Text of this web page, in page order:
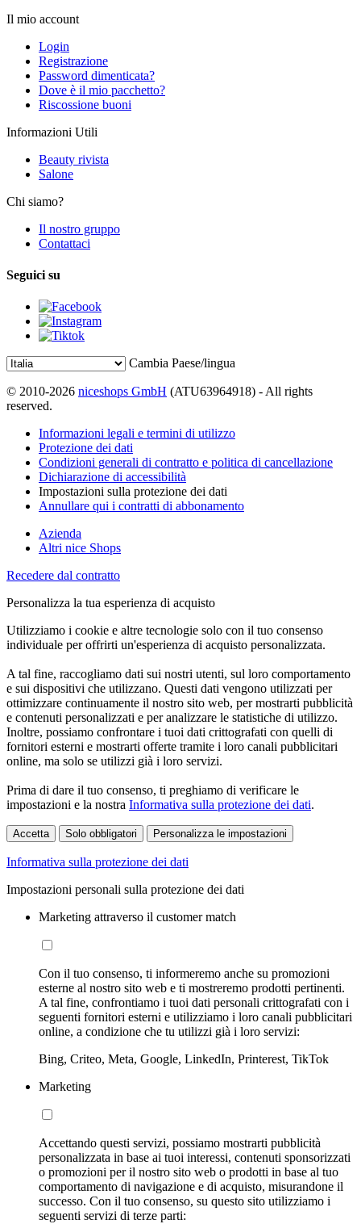
Il mio account
Login
Registrazione
Password dimenticata?
Dove è il mio pacchetto?
Riscossione buoni
Informazioni Utili
Beauty rivista
Salone
Chi siamo?
Il nostro gruppo
Contattaci
Seguici su
Cambia Paese/lingua
© 2010-2026 niceshops GmbH (ATU63964918) - All rights
reserved.
Informazioni legali e termini di utilizzo
Protezione dei dati
Condizioni generali di contratto e politica di cancellazione
Dichiarazione di accessibilità
Impostazioni sulla protezione dei dati
Annullare qui i contratti di abbonamento
Azienda
Altri nice Shops
Recedere dal contratto
Personalizza la tua esperienza di acquisto
Utilizziamo i cookie e altre tecnologie solo con il tuo consenso
individuale per offrirti un'esperienza di acquisto personalizzata.
A tal fine, raccogliamo dati sui nostri utenti, sul loro comportamento
e sui dispositivi che utilizzano. Questi dati vengono utilizzati per
ottimizzare continuamente il nostro sito web, per mostrarti pubblicità
e contenuti personalizzati e per analizzare le statistiche di utilizzo.
Inoltre, possiamo confrontare i tuoi dati crittografati con quelli di
fornitori esterni e mostrarti offerte tramite i loro canali pubblicitari
online, ma solo se utilizzi già i loro servizi.
Prima di dare il tuo consenso, ti preghiamo di verificare le
impostazioni e la nostra Informativa sulla protezione dei dati.
Accetta Solo obbligatori Personalizza le impostazioni
Informativa sulla protezione dei dati
Impostazioni personali sulla protezione dei dati
Marketing attraverso il customer match
Con il tuo consenso, ti informeremo anche su promozioni
esterne al nostro sito web e ti mostreremo prodotti pertinenti.
A tal fine, confrontiamo i tuoi dati personali crittografati con i
seguenti fornitori esterni e utilizziamo i loro canali pubblicitari
online, a condizione che tu utilizzi già i loro servizi:
Bing, Criteo, Meta, Google, LinkedIn, Printerest, TikTok
Marketing
Accettando questi servizi, possiamo mostrarti pubblicità
personalizzata in base ai tuoi interessi, contenuti sponsorizzati
o promozioni per il nostro sito web o prodotti in base al tuo
comportamento di navigazione e di acquisto, misurandone il
successo. Con il tuo consenso, su questo sito utilizziamo i
seguenti servizi di terze parti: